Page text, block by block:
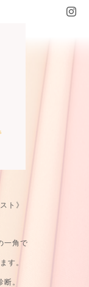
ト》
一角で
す。
。